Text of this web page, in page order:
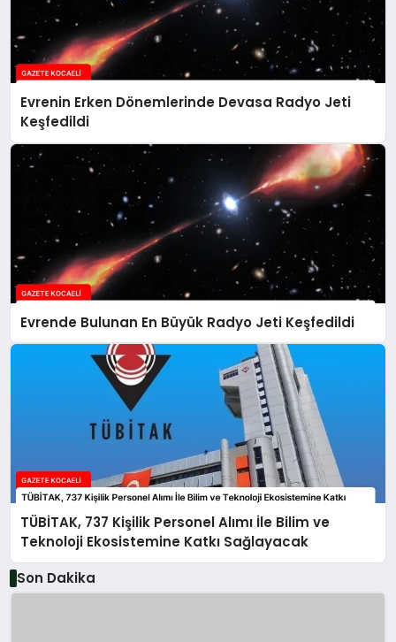
Evrenin Erken Dönemlerinde Devasa Radyo Jeti
Keşfedildi
Evrende Bulunan En Büyük Radyo Jeti Keşfedildi
TÜBİTAK, 737 Kişilik Personel Alımı İle Bilim ve
Teknoloji Ekosistemine Katkı Sağlayacak
Son Dakika